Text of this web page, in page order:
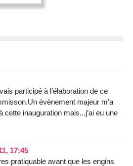
participé à l’élaboration de ce
évènement majeur m’a
cette inauguration mais...j’ai eu une
17:45
pratiquable avant que les engins